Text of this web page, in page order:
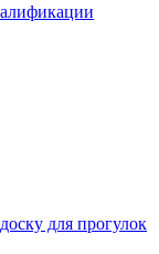
для прогулок